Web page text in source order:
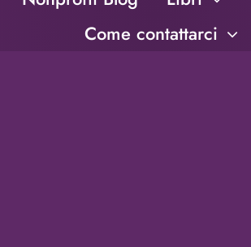
Come contattarci